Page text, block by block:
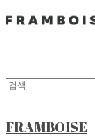
FRAMBOISE